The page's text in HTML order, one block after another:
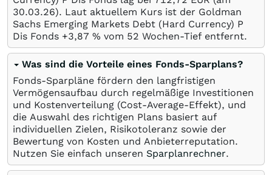
30.03.26). Laut aktuellem Kurs ist der Goldman
Sachs Emerging Markets Debt (Hard Currency) P
Dis Fonds +3,87 % vom 52 Wochen-Tief entfernt.
Was sind die Vorteile eines Fonds-Sparplans?
Fonds-Sparpläne fördern den langfristigen
Vermögensaufbau durch regelmäßige Investitionen
und Kostenverteilung (Cost-Average-Effekt), und
die Auswahl des richtigen Plans basiert auf
individuellen Zielen, Risikotoleranz sowie der
Bewertung von Kosten und Anbieterreputation.
Nutzen Sie einfach unseren Sparplanrechner.